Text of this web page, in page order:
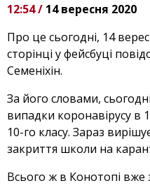
12:54 / 14 вересня 2020
Про це сьогодні, 14
сторінці у фейсбуці
Семеніхін.
За його словами,
випадки коронавірусу в
10-го класу. Зараз
закриття школи на
Всього ж в Конотопі вже